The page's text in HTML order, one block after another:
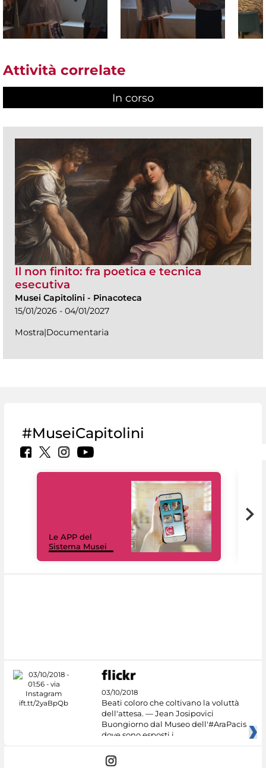
Attività correlate
In corso
Il non finito: fra poetica e tecnica
esecutiva
Musei Capitolini - Pinacoteca
15/01/2026 - 04/01/2027
Mostra|Documentaria
#MuseiCapitolini
Le APP del
Sistema Musei
03/10/2018
Beati coloro che coltivano la voluttà
dell'attesa. — Jean Josipovici
Buongiorno dal Museo dell'#AraPacis
dove sono esposti i